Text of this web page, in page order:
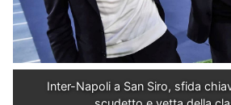
Inter-Napoli a San Siro, sfida